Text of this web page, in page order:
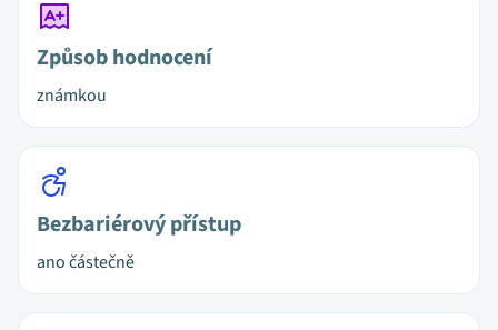
Způsob hodnocení
známkou
Bezbariérový přístup
ano částečně